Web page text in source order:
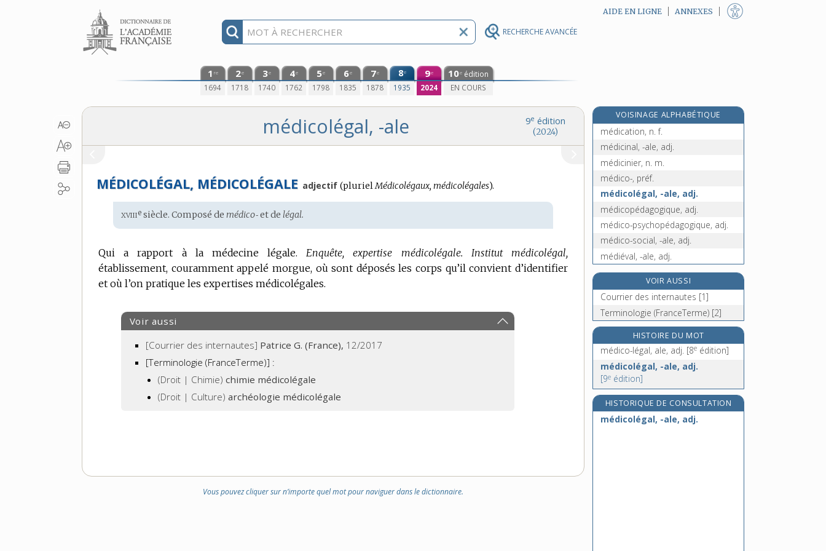
RECHERCHE AVANCÉE
Aller au contenu AIDE EN LIGNE ANNEXES
1 re
1694
2e
1718
3e
1740
4e
1762
5e
1798
6e
1835
7e
1878
8e
1935
9e
2024
10e édition
EN COURS
9e édition
(2024)
médicolégal, -ale
MÉDICOLÉGAL, MÉDICOLÉGALE adjectif (plurielMédicolégaux, médicolégales).
Étymologie
:
xviiie siècle. Composé demédico‑et delégal.
Qui a rapport à la médecine légale. Enquête, expertise médicolégale.
Institut médicolégal,
établissement, couramment appelé morgue, où sont déposés les corps qu’il convient d’identifier
et où l’on pratique les expertises médicolégales.
Voir aussi
[Courrier des internautes] Patrice G. (France), 12/2017
[Terminologie (FranceTerme)] :
(Droit | Chimie)chimie médicolégale
(Droit | Culture)archéologie médicolégale
Vous pouvez cliquer sur n’importe quel mot pour naviguer dans le dictionnaire.
VOISINAGE ALPHABÉTIQUE
médicastre, n. m.
médication, n. f.
médicinal, -ale, adj.
médicinier, n. m.
médico-, préf.
médicolégal, -ale, adj.
médicopédagogique, adj.
médico-psychopédagogique, adj.
médico-social, -ale, adj.
médiéval, -ale, adj.
médiéviste, n.
médimne, n. m.[7eédition]
médina, n. f.
médio-, préf.
médiocratie, n. f.
VOIR AUSSI
Courrier des internautes [1]
Terminologie (FranceTerme) [2]
HISTOIRE DU MOT
médico-légal, ale, adj. [8e édition]
médicolégal, -ale, adj.
[9e édition]
HISTORIQUE DE CONSULTATION
médicolégal, -ale, adj.